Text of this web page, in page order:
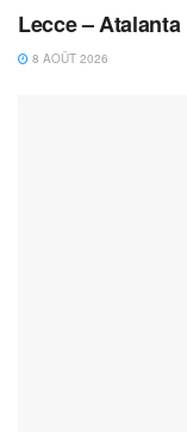
Lecce – Atalanta
8 AOÛT 2026